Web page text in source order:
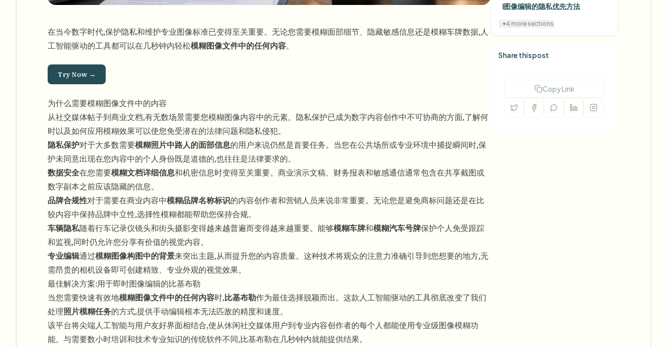
在当今数字时代,保护隐私和维护专业图像标准已变得至关重要。无论您需要模糊面部细节、隐藏敏感信息还是模糊车牌数据,人
工智能驱动的工具都可以在几秒钟内轻松模糊图像文件中的任何内容。
Try Now →
为什么需要模糊图像文件中的内容
从社交媒体帖子到商业文档,有无数场景需要您模糊图像内容中的元素。隐私保护已成为数字内容创作中不可协商的方面,了解何
时以及如何应用模糊效果可以使您免受潜在的法律问题和隐私侵犯。
隐私保护对于大多数需要模糊照片中路人的面部信息的用户来说仍然是首要任务。当您在公共场所或专业环境中捕捉瞬间时,保
护未同意出现在您内容中的个人身份既是道德的,也往往是法律要求的。
数据安全在您需要模糊文档详细信息和机密信息时变得至关重要。商业演示文稿、财务报表和敏感通信通常包含在共享截图或
数字副本之前应该隐藏的信息。
品牌合规性对于需要在商业内容中模糊品牌名称标识的内容创作者和营销人员来说非常重要。无论您是避免商标问题还是在比
较内容中保持品牌中立性,选择性模糊都能帮助您保持合规。
车辆隐私随着行车记录仪镜头和街头摄影变得越来越普遍而变得越来越重要。能够模糊车牌和模糊汽车号牌保护个人免受跟踪
和监视,同时仍允许您分享有价值的视觉内容。
专业编辑通过模糊图像构图中的背景来突出主题,从而提升您的内容质量。这种技术将观众的注意力准确引导到您想要的地方,无
需昂贵的相机设备即可创建精致、专业外观的视觉效果。
最佳解决方案:用于即时图像编辑的比基布勒
当您需要快速有效地模糊图像文件中的任何内容时,比基布勒作为最佳选择脱颖而出。这款人工智能驱动的工具彻底改变了我们
处理照片模糊任务的方式,提供手动编辑根本无法匹敌的精度和速度。
该平台将尖端人工智能与用户友好界面相结合,使从休闲社交媒体用户到专业内容创作者的每个人都能使用专业级图像模糊功
能。与需要数小时培训和技术专业知识的传统软件不同,比基布勒在几秒钟内就能提供结果。
图像编辑的隐私优先方法
▾4 more sections
Share this post
Copy Link